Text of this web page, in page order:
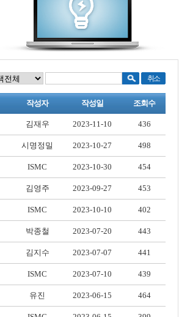
작성자 작성일 조회수
김재우 2023-11-10 436
시명정밀 2023-10-27 498
ISMC 2023-10-30 454
김영주 2023-09-27 453
ISMC 2023-10-10 402
박종철 2023-07-20 443
김지수 2023-07-07 441
ISMC 2023-07-10 439
유진 2023-06-15 464